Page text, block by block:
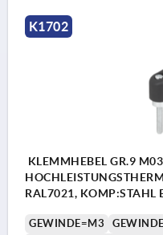
K1702
KLEMMHEBEL GR.9
RAL7021, KOMP:STAHL
GEWINDE=M3